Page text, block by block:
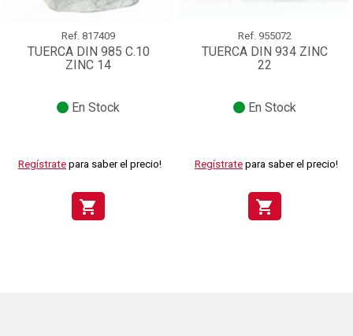
Ref. 817409
TUERCA DIN 985 C.10
ZINC 14
En Stock
Regístrate para saber el precio!
shopping_cart
Ref. 955072
TUERCA DIN 934 ZINC
22
En Stock
Regístrate para saber el precio!
shopping_cart